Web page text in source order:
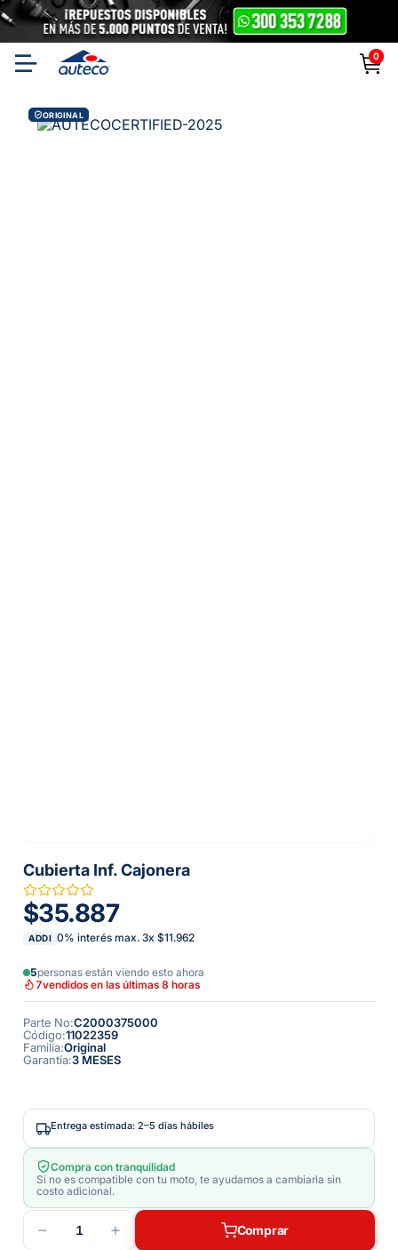
0
ORIGINAL
Cubierta Inf. Cajonera
$35.887
ADDI 0% interés max. 3x $11.962
5personas están viendo esto ahora
7vendidos en las últimas 8 horas
Parte No:C2000375000
Código:11022359
Familia:Original
Garantía:3 MESES
Entrega estimada: 2–5 días hábiles
Compra con tranquilidad
Si no es compatible con tu moto, te ayudamos a cambiarla sin
costo adicional.
1 Comprar